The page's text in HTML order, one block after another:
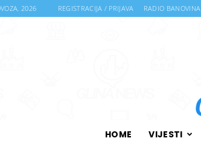
2026 REGISTRACIJA / PRIJAVA RADIO BANOVINA
HOME VIJESTI